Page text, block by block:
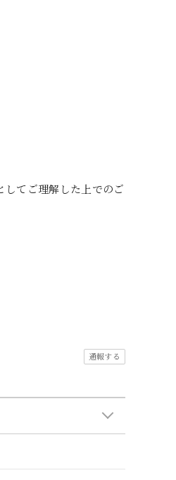
てご理解した上でのご
通報する